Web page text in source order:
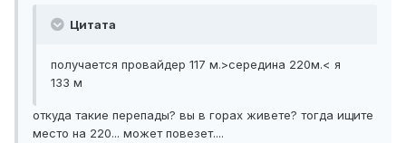
Цитата
получается провайдер 117 м.>середина 220м.< я
133 м
откуда такие перепады? вы в горах живете? тогда ищите
место на 220... может повезет....